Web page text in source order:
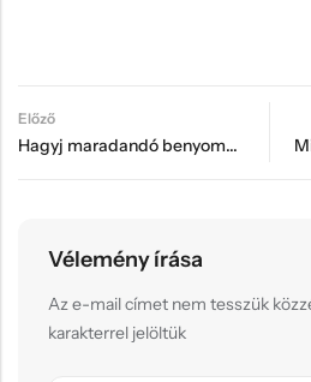
Előző
Hagyj maradandó benyomást
Vélemény írása
Az e-mail címet nem tesszük
karakterrel jelöltük